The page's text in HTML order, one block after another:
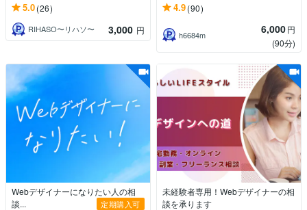
5.0(26)
RIHASO〜リハソ〜 3,000 円
4.9(90)
h6684m 6,000円
(90分)
Webデザイナーになりたい人の相
談...
定期購入可
未経験者専用！Webデザイナーの相
談を承ります